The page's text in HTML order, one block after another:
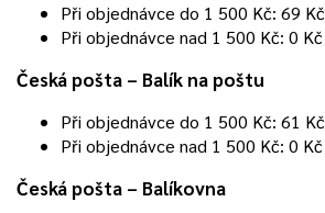
Při objednávce do 1 500 Kč: 69 Kč
Při objednávce nad 1 500 Kč: 0 Kč
Česká pošta – Balík na poštu
Při objednávce do 1 500 Kč: 61 Kč
Při objednávce nad 1 500 Kč: 0 Kč
Česká pošta – Balíkovna